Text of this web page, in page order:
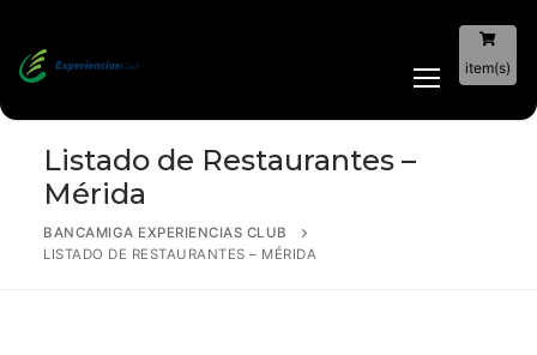
item(s)
Listado de Restaurantes –
Mérida
BANCAMIGA EXPERIENCIAS CLUB
LISTADO DE RESTAURANTES – MÉRIDA